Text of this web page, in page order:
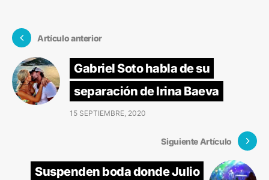
Artículo anterior
Gabriel Soto habla de su
separación de Irina Baeva
15 SEPTIEMBRE, 2020
Siguiente Artículo
Suspenden boda donde Julio